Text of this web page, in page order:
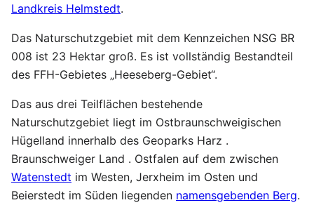
Landkreis Helmstedt.
Das Naturschutzgebiet mit dem Kennzeichen NSG BR
008 ist 23 Hektar groß. Es ist vollständig Bestandteil
des FFH-Gebietes „Heeseberg-Gebiet“.
Das aus drei Teilflächen bestehende
Naturschutzgebiet liegt im Ostbraunschweigischen
Hügelland innerhalb des Geoparks Harz .
Braunschweiger Land . Ostfalen auf dem zwischen
Watenstedt im Westen, Jerxheim im Osten und
Beierstedt im Süden liegenden namensgebenden Berg.